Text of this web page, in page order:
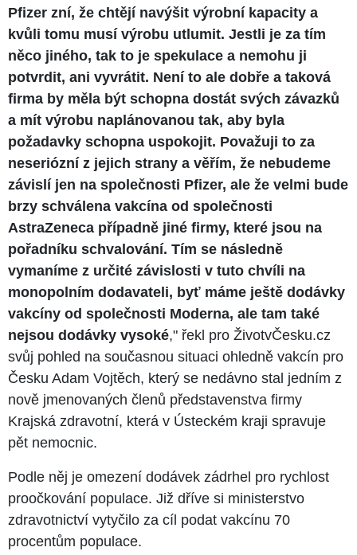
Pfizer zní, že chtějí navýšit výrobní kapacity a
kvůli tomu musí výrobu utlumit. Jestli je za tím
něco jiného, tak to je spekulace a nemohu ji
potvrdit, ani vyvrátit. Není to ale dobře a taková
firma by měla být schopna dostát svých závazků
a mít výrobu naplánovanou tak, aby byla
požadavky schopna uspokojit. Považuji to za
neseriózní z jejich strany a věřím, že nebudeme
závislí jen na společnosti Pfizer, ale že velmi bude
brzy schválena vakcína od společnosti
AstraZeneca případně jiné firmy, které jsou na
pořadníku schvalování. Tím se následně
vymaníme z určité závislosti v tuto chvíli na
monopolním dodavateli, byť máme ještě dodávky
vakcíny od společnosti Moderna, ale tam také
nejsou dodávky vysoké," řekl pro ŽivotvČesku.cz
svůj pohled na současnou situaci ohledně vakcín pro
Česku Adam Vojtěch, který se nedávno stal jedním z
nově jmenovaných členů představenstva firmy
Krajská zdravotní, která v Ústeckém kraji spravuje
pět nemocnic.
Podle něj je omezení dodávek zádrhel pro rychlost
proočkování populace. Již dříve si ministerstvo
zdravotnictví vytyčilo za cíl podat vakcínu 70
procentům populace.